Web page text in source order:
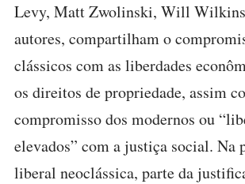
Levy, Matt Zwolinski, Will
autores, compartilham o
clássicos com as liberdades
os direitos de propriedade, assim
compromisso dos modernos ou
elevados” com a justiça social. Na
liberal neoclássica, parte da